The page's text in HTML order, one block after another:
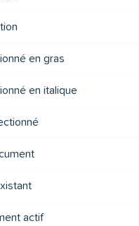
en gras
en italique
actif